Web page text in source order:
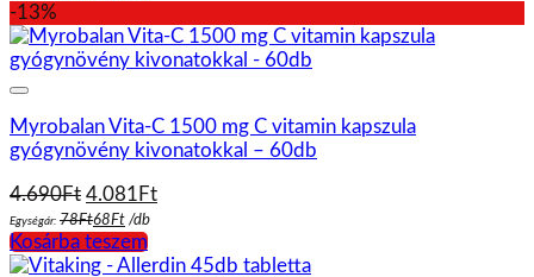
-13%
Myrobalan Vita-C 1500 mg C vitamin kapszula
gyógynövény kivonatokkal – 60db
4.690Ft Original
price
was:
4.690Ft.
4.081 FtCurrent
4.081Ft.
Egységár: 78Ft68Ft /db
Kosárba teszem